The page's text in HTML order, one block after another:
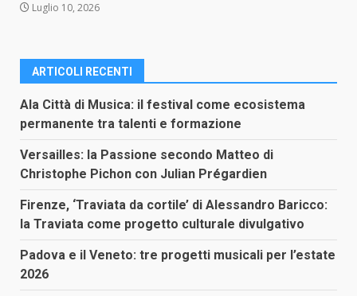
Luglio 10, 2026
ARTICOLI RECENTI
Ala Città di Musica: il festival come ecosistema
permanente tra talenti e formazione
Versailles: la Passione secondo Matteo di
Christophe Pichon con Julian Prégardien
Firenze, ‘Traviata da cortile’ di Alessandro Baricco:
la Traviata come progetto culturale divulgativo
Padova e il Veneto: tre progetti musicali per l’estate
2026